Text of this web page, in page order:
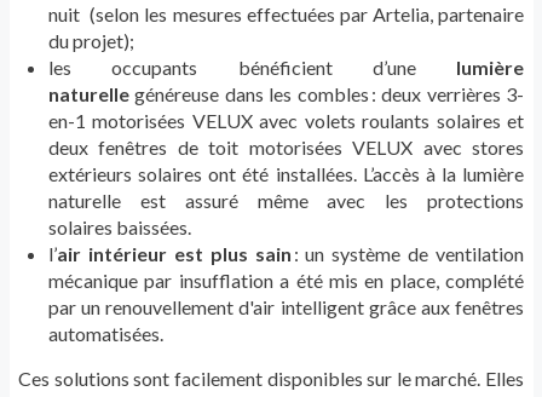
nuit (selon les mesures effectuées par Artelia, partenaire
du projet);
les
occupants bénéficient d’une
lumière
naturelle généreuse dans les combles : deux verrières 3-
en-1 motorisées VELUX avec volets roulants solaires et
deux fenêtres de toit motorisées VELUX avec stores
extérieurs solaires ont été installées. L’accès à la lumière
naturelle est assuré même avec les protections
solaires baissées.
l’air intérieur est plus sain : un système de ventilation
mécanique par insufflation a été mis en place, complété
par un renouvellement d'air intelligent grâce aux fenêtres
automatisées.
Ces solutions sont facilement disponibles sur le marché. Elles